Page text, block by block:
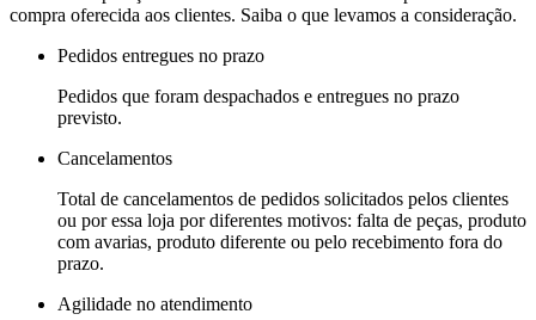
compra oferecida aos clientes. Saiba o que levamos a consideração.
Pedidos entregues no prazo
Pedidos que foram despachados e entregues no prazo
previsto.
Cancelamentos
Total de cancelamentos de pedidos solicitados pelos clientes
ou por essa loja por diferentes motivos: falta de peças, produto
com avarias, produto diferente ou pelo recebimento fora do
prazo.
Agilidade no atendimento